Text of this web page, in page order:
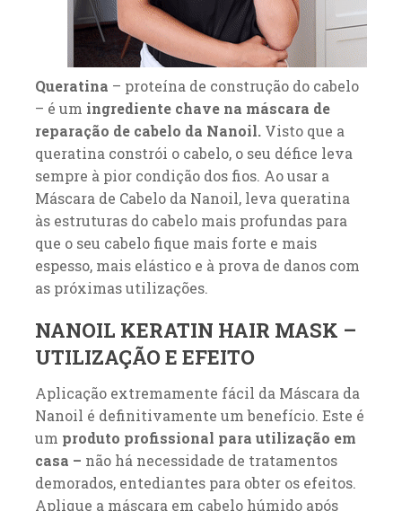
Queratina – proteína de construção do cabelo
– é um ingrediente chave na máscara de
reparação de cabelo da Nanoil. Visto que a
queratina constrói o cabelo, o seu défice leva
sempre à pior condição dos fios. Ao usar a
Máscara de Cabelo da Nanoil, leva queratina
às estruturas do cabelo mais profundas para
que o seu cabelo fique mais forte e mais
espesso, mais elástico e à prova de danos com
as próximas utilizações.
NANOIL KERATIN HAIR MASK –
UTILIZAÇÃO E EFEITO
Aplicação extremamente fácil da Máscara da
Nanoil é definitivamente um benefício. Este é
um produto profissional para utilização em
casa – não há necessidade de tratamentos
demorados, entediantes para obter os efeitos.
Aplique a máscara em cabelo húmido após